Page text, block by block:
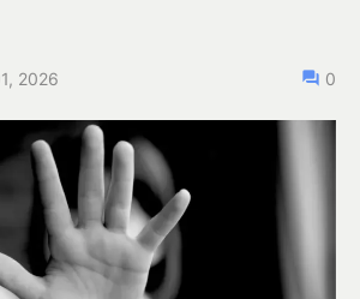
2026 0